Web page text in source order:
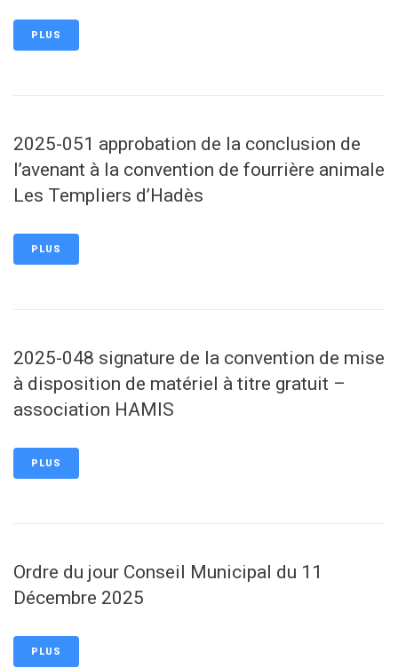
PLUS
2025-051 approbation de la conclusion de
l’avenant à la convention de fourrière animale
Les Templiers d’Hadès
PLUS
2025-048 signature de la convention de mise
à disposition de matériel à titre gratuit –
association HAMIS
PLUS
Ordre du jour Conseil Municipal du 11
Décembre 2025
PLUS